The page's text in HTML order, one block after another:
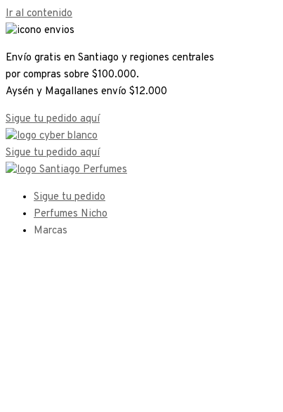
Ir al contenido
Envío gratis en Santiago y regiones centrales
por compras sobre $100.000.
Aysén y Magallanes envío $12.000
Sigue tu pedido aquí
Sigue tu pedido aquí
Sigue tu pedido
Perfumes Nicho
Marcas